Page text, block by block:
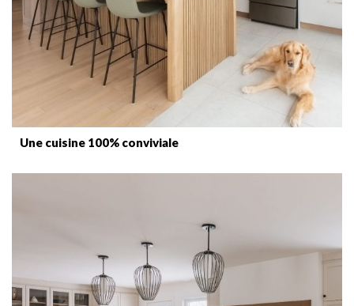
Une cuisine 100% conviviale